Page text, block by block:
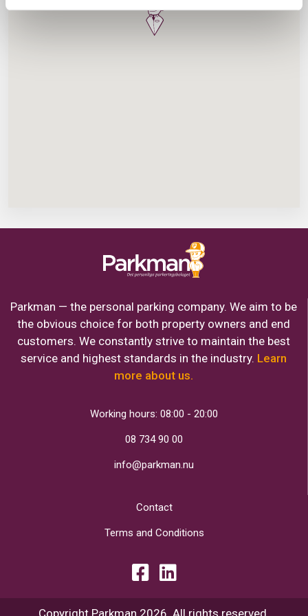
Parkman — the personal parking company. We aim to be
the obvious choice for both property owners and end
customers. We constantly strive to maintain the best
service and highest standards in the industry. Learn
more about us.
Working hours: 08:00 - 20:00
08 734 90 00
info@parkman.nu
Contact
Terms and Conditions
Copyright Parkman 2026. All rights reserved.